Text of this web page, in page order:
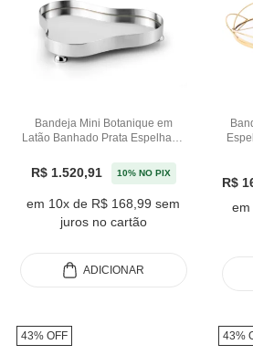
Bandeja Mini Botanique em
Latão Banhado Prata Espelhado
R$ 1.520,91 10% NO PIX
em 10x de R$ 168,99 sem
juros no cartão
ADICIONAR
R$
em
43% OFF 43%